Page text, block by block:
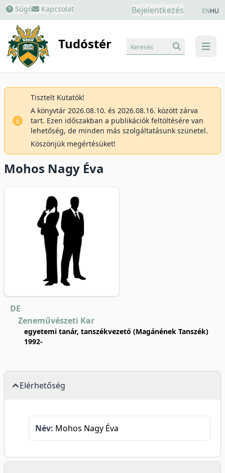
Súgó Kapcsolat Bejelentkezés ENHU
Tudóstér menu
Keresés
Tisztelt Kutatók!
A könyvtár 2026.08.10. és 2026.08.16. között zárva
tart. Ezen időszakban a publikációk feltöltésére van
lehetőség, de minden más szolgáltatásunk szünetel.
Köszönjük megértésüket!
Mohos Nagy Éva
DE
Zeneművészeti Kar
egyetemi tanár, tanszékvezető (Magánének Tanszék)
1992-
Elérhetőség
Név: Mohos Nagy Éva